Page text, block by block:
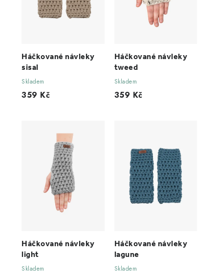
Háčkované návleky
sisal
Skladem
359 Kč
Háčkované návleky
tweed
Skladem
359 Kč
Háčkované návleky
light
Skladem
Háčkované návleky
lagune
Skladem